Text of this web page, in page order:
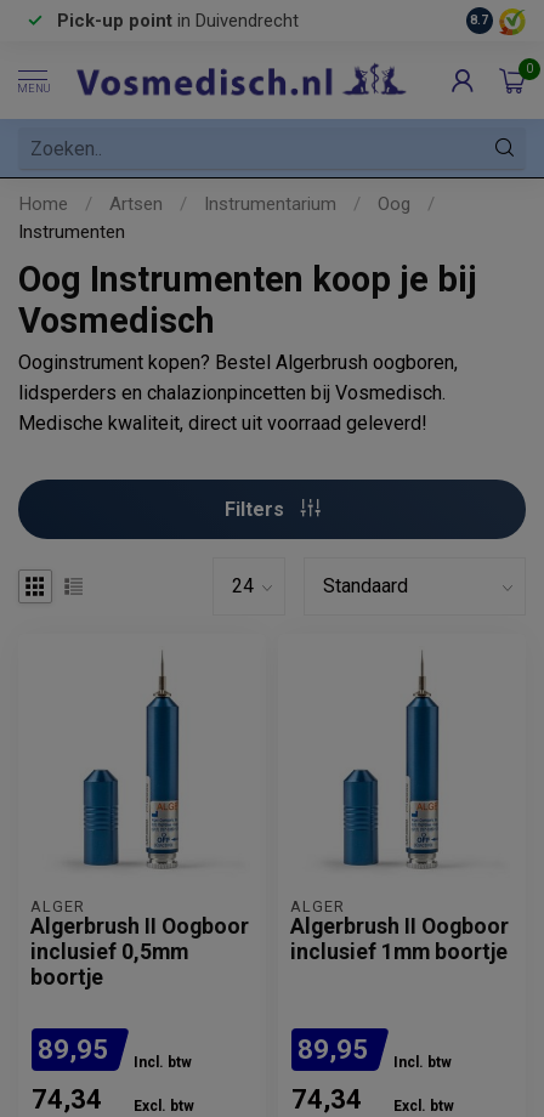
Pick-up point in Duivendrecht 8.7
MENU
0
Home / Artsen / Instrumentarium / Oog
/
Instrumenten
Oog Instrumenten koop je bij
Vosmedisch
Ooginstrument kopen? Bestel Algerbrush oogboren,
lidsperders en chalazionpincetten bij Vosmedisch.
Medische kwaliteit, direct uit voorraad geleverd!
Filters
ALGER
Algerbrush II Oogboor
inclusief 0,5mm
boortje
89,95 Incl. btw
74,34 Excl. btw
ALGER
Algerbrush II Oogboor
inclusief 1mm boortje
89,95 Incl. btw
74,34 Excl. btw